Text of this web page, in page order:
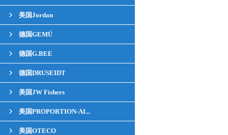
美国Jordan
德国GEMÜ
德国G.BEE
德国DRUSEIDT
美国JW Fishers
美国PROPORTION-AI...
美国OTECO